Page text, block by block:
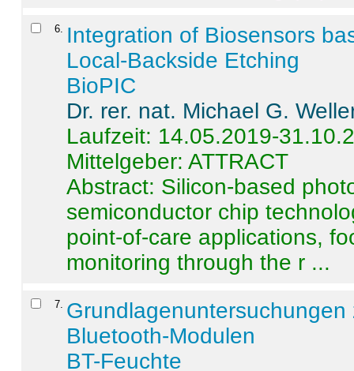
6
Integration of Biosensors
Local-Backside Etching
BioPIC
Dr. rer. nat. Michael G.
Laufzeit: 14.05.2019-
Mittelgeber: ATTRACT
Abstract: Silicon-based
semiconductor chip
point-of-care applications,
monitoring through the r ...
7
Bluetooth-Modulen
BT-Feuchte